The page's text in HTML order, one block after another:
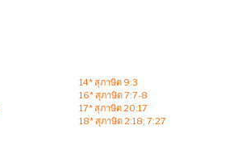
14* สุภาษิต 9:3
16* สุภาษิต 7:7-8
17* สุภาษิต 20:17
18* สุภาษิต 2:18; 7:27